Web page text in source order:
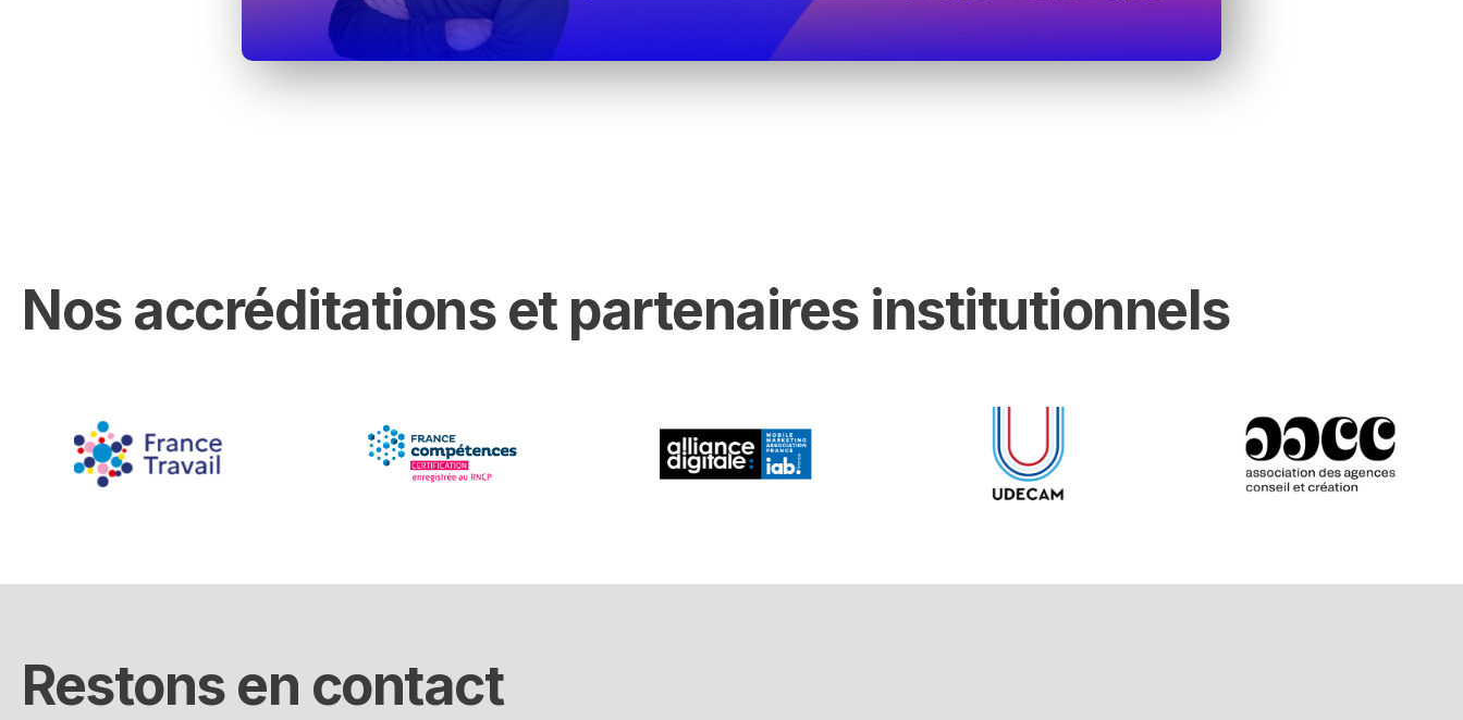
Nos accréditations et partenaires institutionnels
Restons en contact